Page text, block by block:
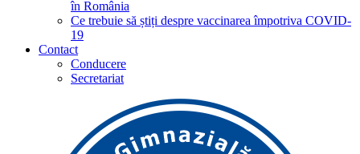
în România
Ce trebuie să știți despre vaccinarea împotriva COVID-
19
Contact
Conducere
Secretariat